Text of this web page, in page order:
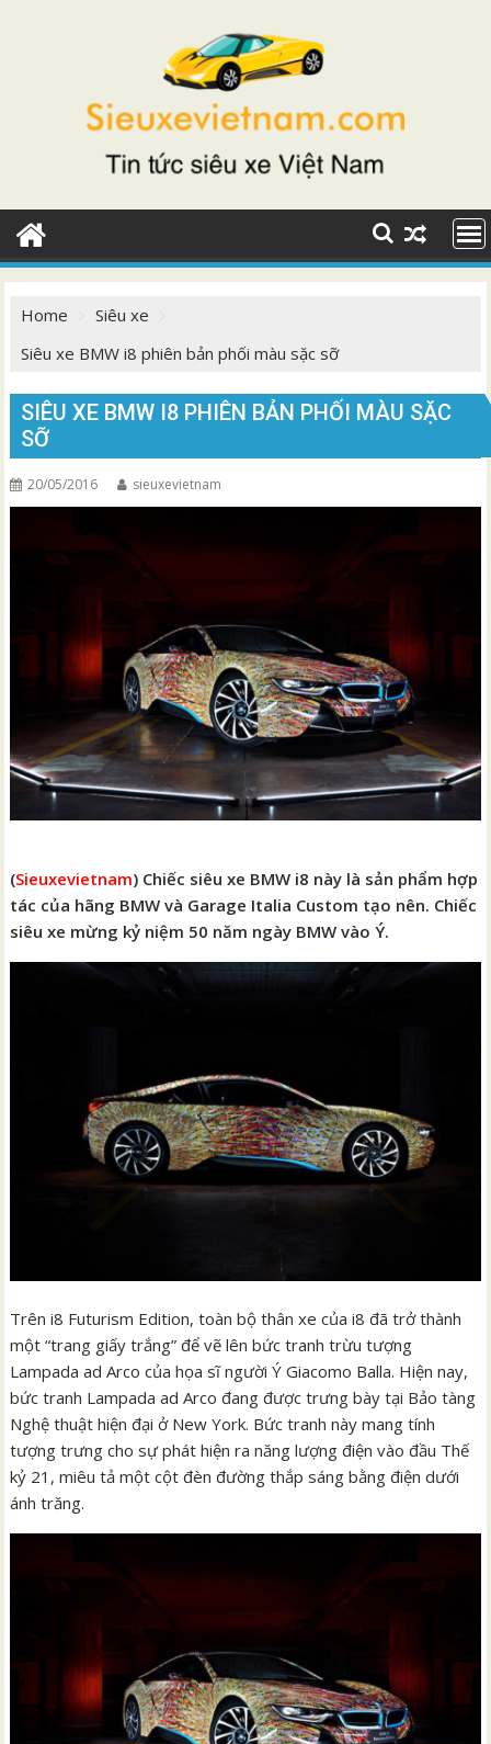
Home
Siêu xe
Siêu xe BMW i8 phiên bản phối màu sặc sỡ
SIÊU XE BMW I8 PHIÊN BẢN PHỐI MÀU SẶC
SỠ
20/05/2016 sieuxevietnam
(Sieuxevietnam) Chiếc siêu xe BMW i8 này là sản phẩm hợp
tác của hãng BMW và Garage Italia Custom tạo nên. Chiếc
siêu xe mừng kỷ niệm 50 năm ngày BMW vào Ý.
Trên i8 Futurism Edition, toàn bộ thân xe của i8 đã trở thành
một “trang giấy trắng” để vẽ lên bức tranh trừu tượng
Lampada ad Arco của họa sĩ người Ý Giacomo Balla. Hiện nay,
bức tranh Lampada ad Arco đang được trưng bày tại Bảo tàng
Nghệ thuật hiện đại ở New York. Bức tranh này mang tính
tượng trưng cho sự phát hiện ra năng lượng điện vào đầu Thế
kỷ 21, miêu tả một cột đèn đường thắp sáng bằng điện dưới
ánh trăng.